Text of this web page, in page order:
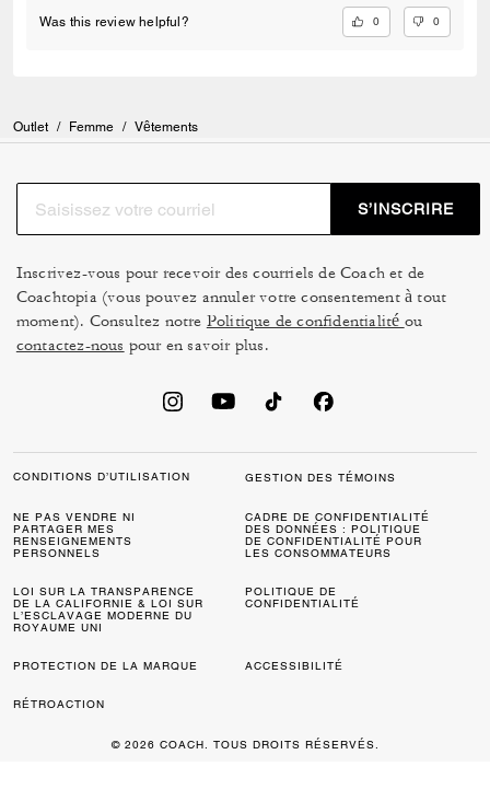
Was this review helpful? 0 0
Outlet / Femme / Vêtements
S’INSCRIRE
Inscrivez-vous pour recevoir des courriels de Coach et de
Coachtopia (vous pouvez annuler votre consentement à tout
moment). Consultez notre Politique de confidentialité ou
contactez-nous pour en savoir plus.
CONDITIONS D’UTILISATION GESTION DES TÉMOINS
NE PAS VENDRE NI
PARTAGER MES
RENSEIGNEMENTS
PERSONNELS
CADRE DE CONFIDENTIALITÉ
DES DONNÉES : POLITIQUE
DE CONFIDENTIALITÉ POUR
LES CONSOMMATEURS
LOI SUR LA TRANSPARENCE
DE LA CALIFORNIE & LOI SUR
L’ESCLAVAGE MODERNE DU
ROYAUME UNI
POLITIQUE DE
CONFIDENTIALITÉ
PROTECTION DE LA MARQUE ACCESSIBILITÉ
RÉTROACTION
© 2026 COACH. TOUS DROITS RÉSERVÉS.